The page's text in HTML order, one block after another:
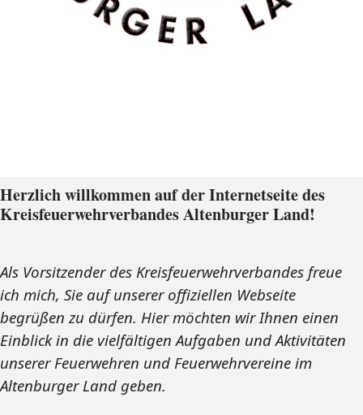
Herzlich willkommen auf der Internetseite des
Kreisfeuerwehrverbandes Altenburger Land!
Als Vorsitzender des Kreisfeuerwehrverbandes freue
ich mich, Sie auf unserer offiziellen Webseite
begrüßen zu dürfen. Hier möchten wir Ihnen einen
Einblick in die vielfältigen Aufgaben und Aktivitäten
unserer Feuerwehren und Feuerwehrvereine im
Altenburger Land geben.